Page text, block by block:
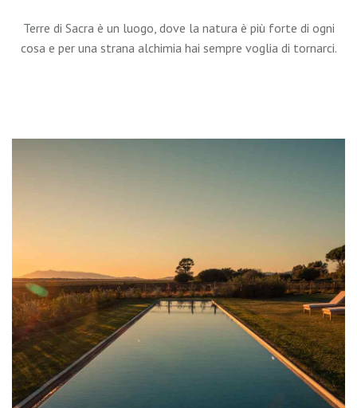
Terre di Sacra è un luogo, dove la natura è più forte di ogni
cosa e per una strana alchimia hai sempre voglia di tornarci.